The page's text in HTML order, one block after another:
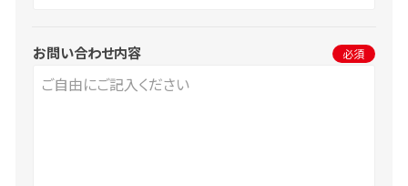
お問い合わせ内容 必須